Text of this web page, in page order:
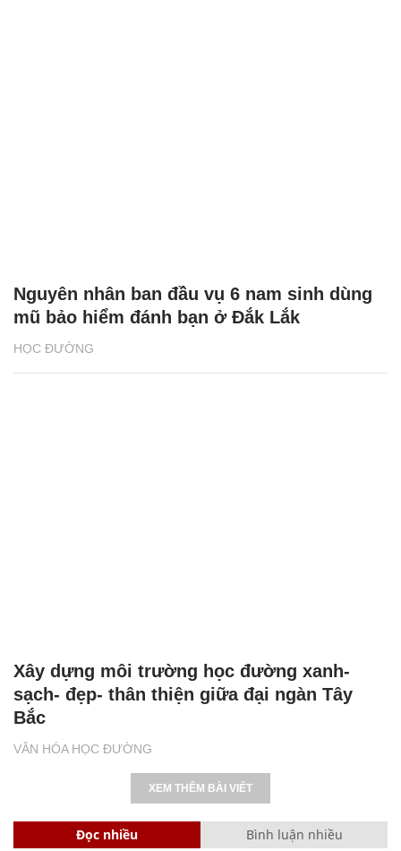
HỌC ĐƯỜNG
Nguyên nhân ban đầu vụ 6 nam sinh dùng
mũ bảo hiểm đánh bạn ở Đắk Lắk
VĂN HÓA HỌC ĐƯỜNG
Xây dựng môi trường học đường xanh-
sạch- đẹp- thân thiện giữa đại ngàn Tây
Bắc
XEM THÊM BÀI VIẾT
Đọc nhiều Bình luận nhiều